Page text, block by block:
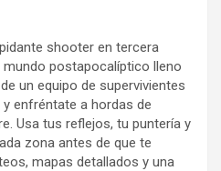
shooter en tercera
postapocalíptico lleno
un equipo de supervivientes
enfréntate a hordas de
Usa tus reflejos, tu puntería y
zona antes de que te
mapas detallados y una